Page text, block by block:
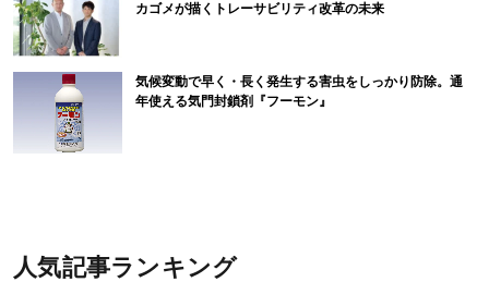
カゴメが描くトレーサビリティ改革の未来
気候変動で早く・長く発生する害虫をしっかり防除。通
年使える気門封鎖剤『フーモン』
人気記事ランキング